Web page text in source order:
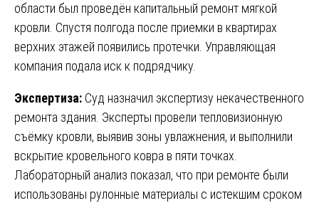
области был проведён капитальный ремонт мягкой
кровли. Спустя полгода после приемки в квартирах
верхних этажей появились протечки. Управляющая
компания подала иск к подрядчику.
Экспертиза: Суд назначил экспертизу некачественного
ремонта здания. Эксперты провели тепловизионную
съёмку кровли, выявив зоны увлажнения, и выполнили
вскрытие кровельного ковра в пяти точках.
Лабораторный анализ показал, что при ремонте были
использованы рулонные материалы с истекшим сроком